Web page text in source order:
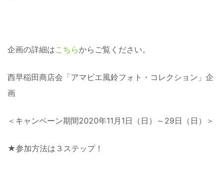
企画の詳細はこちらからご覧ください。
西早稲田商店会「アマビエ風鈴フォト・コレクション」企
画
＜キャンペーン期間2020年11月1日（日）～29日（日）＞
★参加方法は３ステップ！